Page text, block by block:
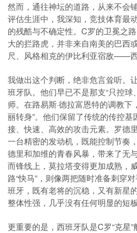
然而，通往神坛的道路，从来不会
评估生涯中，我深知，竞技体育最
的残酷与不确定性。C罗的卫冕之
大的拦路虎，并非来自南美的巴西
尺、风格相克的伊比利亚宿敌——西
我做出这个判断，绝非危言耸听。
班牙队。他们早已不是那支“只控球
师。在路易斯·德拉富恩特的调教下
丽转身”。他们保留了传统的传控基
接、快速、高效的攻击元素。罗德
一台精密的发动机，既能控制节奏
德里和加维的青春风暴，带来了无
而锋线上，莫拉塔变得更加成熟，
路“快马”，则像两把随时准备刺穿
班牙，既有老将的沉稳，又有新星
整体性强，几乎没有任何明显的短板
更重要的是，西班牙队是C罗“克星